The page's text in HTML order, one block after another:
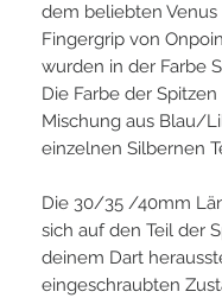
dem beliebten Venus
Fingergrip von
wurden in der Farbe
Die Farbe der
Mischung aus Blau/
einzelnen Silbernen
Die 30/35 /40mm
sich auf den Teil der
deinem Dart
eingeschraubten